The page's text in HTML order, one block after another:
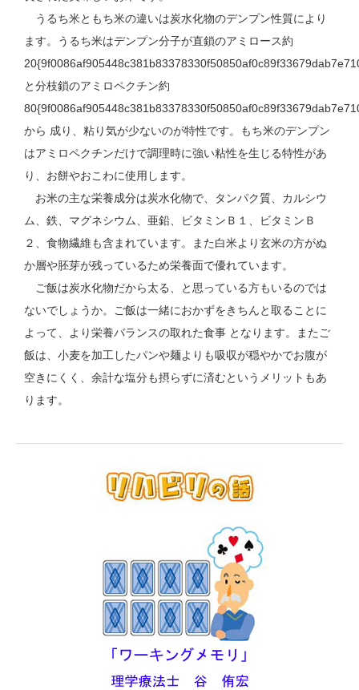
うるち米ともち米の違いは炭水化物のデンプン性質により
ます。うるち米はデンプン分子が直鎖のアミロース約
と分枝鎖のアミロペクチン約
から 成り、粘り気が少ないのが特性です。もち米のデンプン
はアミロペクチンだけで調理時に強い粘性を生じる特性があ
り、お餅やおこわに使用します。
お米の主な栄養成分は炭水化物で、タンパク質、カルシウ
ム、鉄、マグネシウム、亜鉛、ビタミンＢ１、ビタミンＢ
２、食物繊維も含まれています。また白米より玄米の方がぬ
か層や胚芽が残っているため栄養面で優れています。
ご飯は炭水化物だから太る、と思っている方もいるのでは
ないでしょうか。ご飯は一緒におかずをきちんと取ることに
よって、より栄養バランスの取れた食事 となります。またご
飯は、小麦を加工したパンや麺よりも吸収が穏やかでお腹が
空きにくく、余計な塩分も摂らずに済むというメリットもあ
ります。